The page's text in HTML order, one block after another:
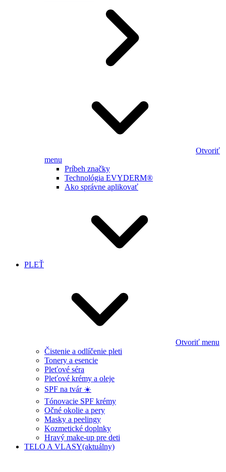
Otvoriť
menu
Príbeh značky
Technológia EVYDERM®
Ako správne aplikovať
PLEŤ
Otvoriť menu
Čistenie a odlíčenie pleti
Tonery a esencie
Pleťové séra
Pleťové krémy a oleje
SPF na tvár ☀️
Tónovacie SPF krémy
Očné okolie a pery
Masky a peelingy
Kozmetické doplnky
Hravý make-up pre deti
TELO A VLASY(aktuálny)